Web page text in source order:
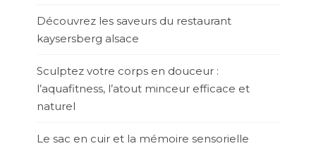
Découvrez les saveurs du restaurant
kaysersberg alsace
Sculptez votre corps en douceur :
l’aquafitness, l’atout minceur efficace et
naturel
Le sac en cuir et la mémoire sensorielle